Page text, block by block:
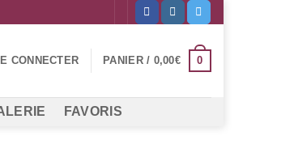
CONNECTER PANIER / 0,00€ 0
FAVORIS